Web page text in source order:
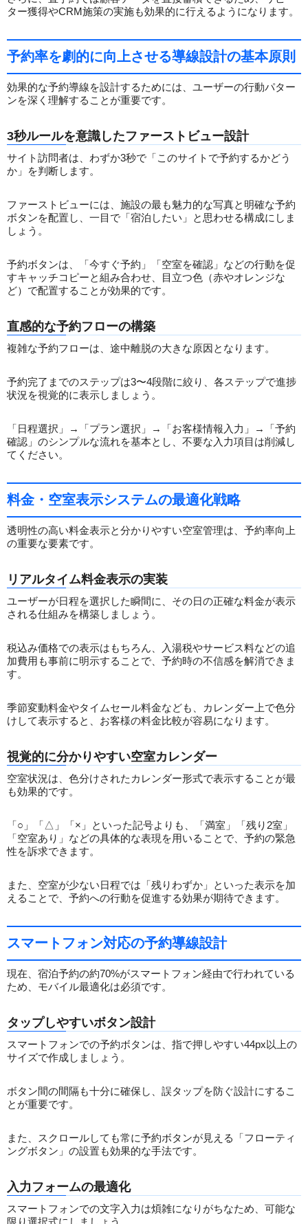
ター獲得やCRM施策の実施も効果的に行えるようになります。
予約率を劇的に向上させる導線設計の基本原則
効果的な予約導線を設計するためには、ユーザーの行動パター
ンを深く理解することが重要です。
3秒ルールを意識したファーストビュー設計
サイト訪問者は、わずか3秒で「このサイトで予約するかどう
か」を判断します。
ファーストビューには、施設の最も魅力的な写真と明確な予約
ボタンを配置し、一目で「宿泊したい」と思わせる構成にしま
しょう。
予約ボタンは、「今すぐ予約」「空室を確認」などの行動を促
すキャッチコピーと組み合わせ、目立つ色（赤やオレンジな
ど）で配置することが効果的です。
直感的な予約フローの構築
複雑な予約フローは、途中離脱の大きな原因となります。
予約完了までのステップは3〜4段階に絞り、各ステップで進捗
状況を視覚的に表示しましょう。
「日程選択」→「プラン選択」→「お客様情報入力」→「予約
確認」のシンプルな流れを基本とし、不要な入力項目は削減し
てください。
料金・空室表示システムの最適化戦略
透明性の高い料金表示と分かりやすい空室管理は、予約率向上
の重要な要素です。
リアルタイム料金表示の実装
ユーザーが日程を選択した瞬間に、その日の正確な料金が表示
される仕組みを構築しましょう。
税込み価格での表示はもちろん、入湯税やサービス料などの追
加費用も事前に明示することで、予約時の不信感を解消できま
す。
季節変動料金やタイムセール料金なども、カレンダー上で色分
けして表示すると、お客様の料金比較が容易になります。
視覚的に分かりやすい空室カレンダー
空室状況は、色分けされたカレンダー形式で表示することが最
も効果的です。
「○」「△」「×」といった記号よりも、「満室」「残り2室」
「空室あり」などの具体的な表現を用いることで、予約の緊急
性を訴求できます。
また、空室が少ない日程では「残りわずか」といった表示を加
えることで、予約への行動を促進する効果が期待できます。
スマートフォン対応の予約導線設計
現在、宿泊予約の約70%がスマートフォン経由で行われている
ため、モバイル最適化は必須です。
タップしやすいボタン設計
スマートフォンでの予約ボタンは、指で押しやすい44px以上の
サイズで作成しましょう。
ボタン間の間隔も十分に確保し、誤タップを防ぐ設計にするこ
とが重要です。
また、スクロールしても常に予約ボタンが見える「フローティ
ングボタン」の設置も効果的な手法です。
入力フォームの最適化
スマートフォンでの文字入力は煩雑になりがちなため、可能な